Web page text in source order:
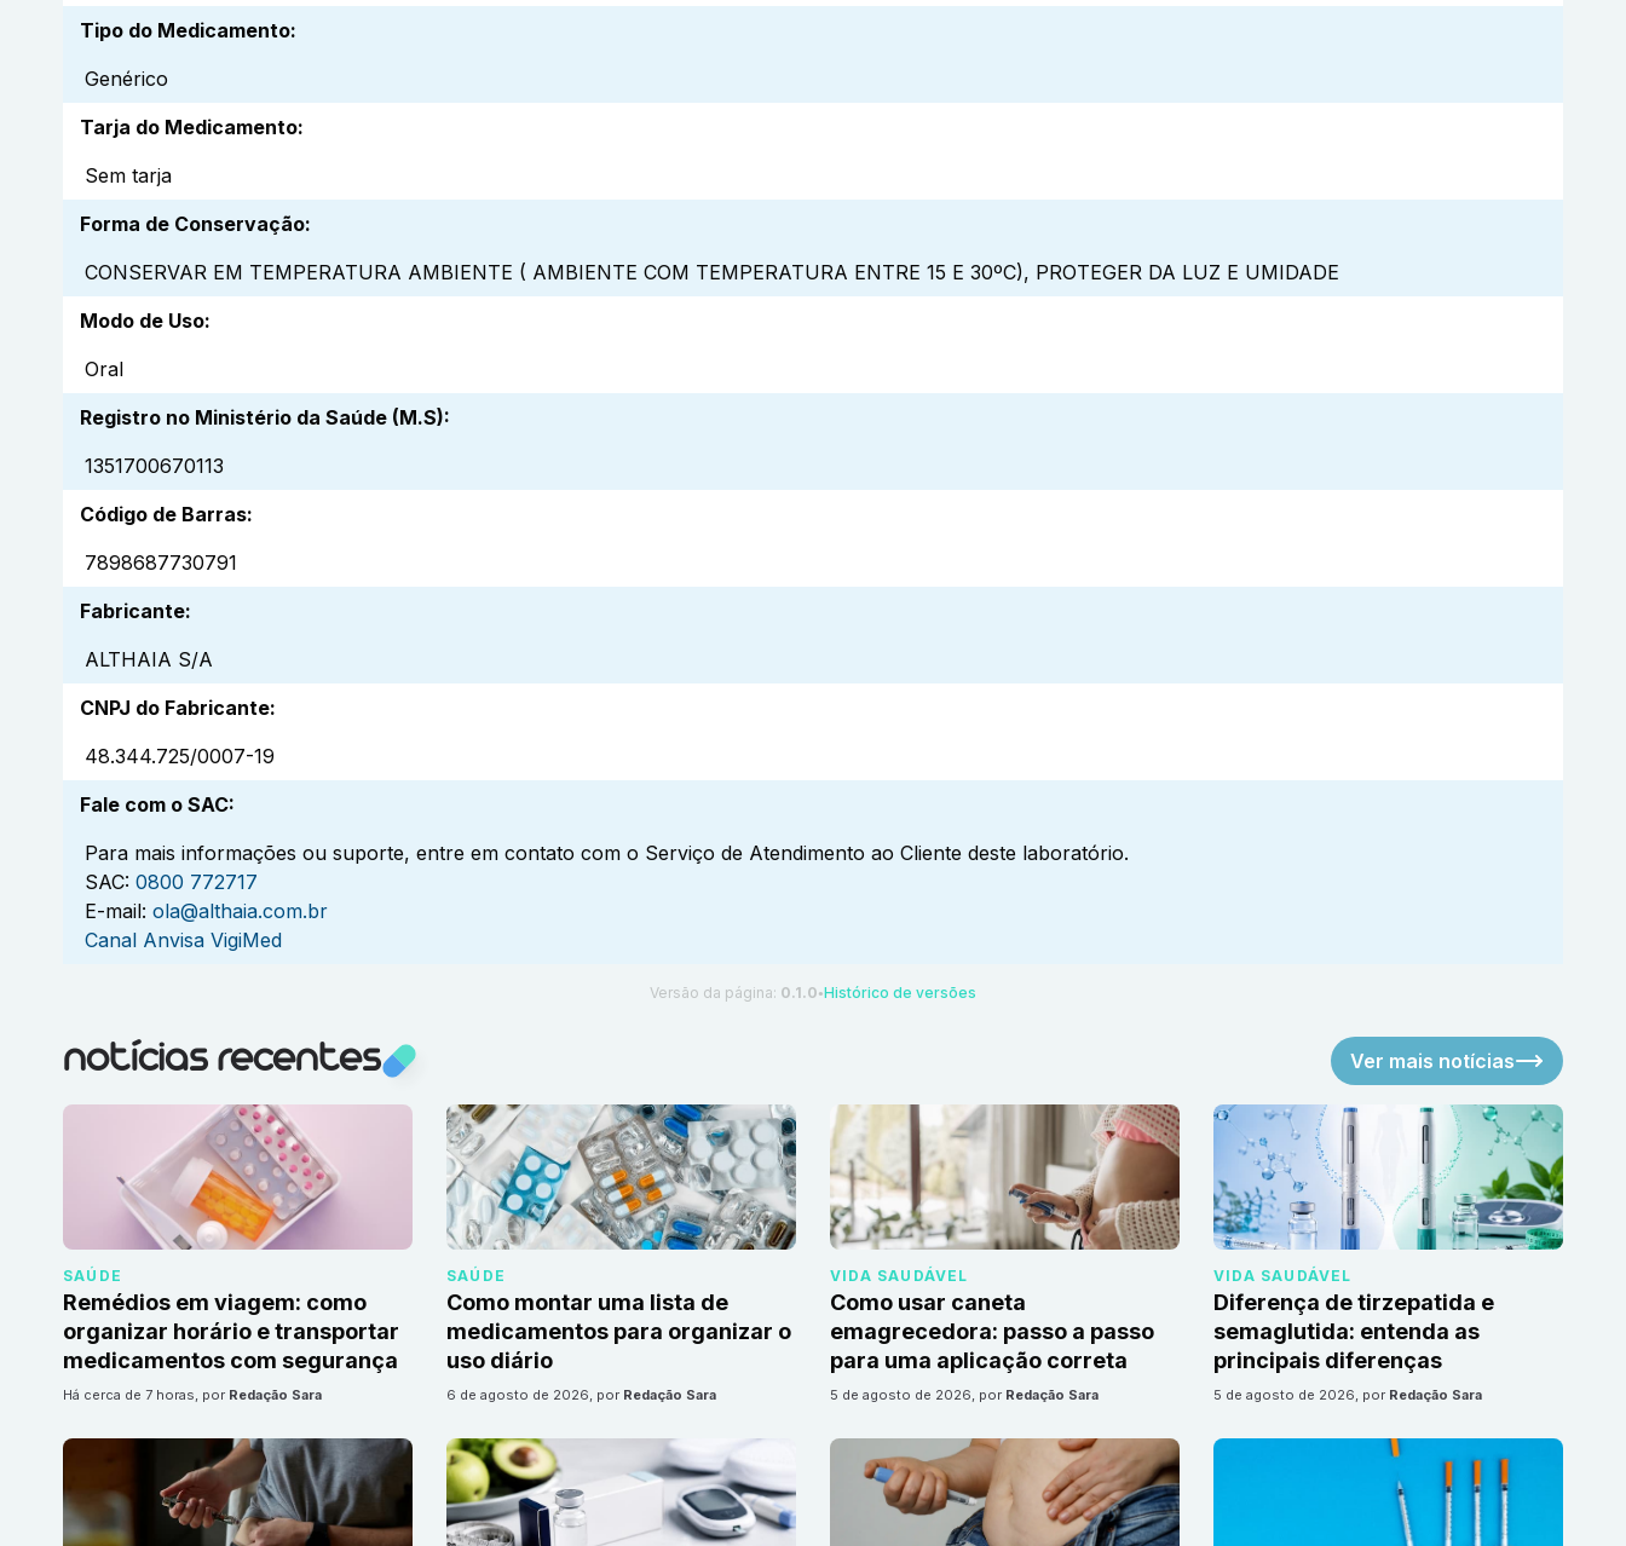
Tipo do Medicamento:
Genérico
Tarja do Medicamento:
Sem tarja
Forma de Conservação:
CONSERVAR EM TEMPERATURA AMBIENTE ( AMBIENTE COM TEMPERATURA ENTRE 15 E 30ºC), PROTEGER DA LUZ E UMIDADE
Modo de Uso:
Oral
Registro no Ministério da Saúde (M.S):
1351700670113
Código de Barras:
7898687730791
Fabricante:
ALTHAIA S/A
CNPJ do Fabricante:
48.344.725/0007-19
Fale com o SAC:
Para mais informações ou suporte, entre em contato com o Serviço de Atendimento ao Cliente deste laboratório.
SAC: 0800 772717
E-mail: ola@althaia.com.br
Canal Anvisa VigiMed
Versão da página: 0.1.0 ●Histórico de versões
notícias recentes Ver mais notícias
SAÚDE
Remédios em viagem: como
organizar horário e transportar
medicamentos com segurança
há cerca de 7 horas, por Redação Sara
SAÚDE
Como montar uma lista de
medicamentos para organizar o
uso diário
6 de agosto de 2026, por Redação Sara
VIDA SAUDÁVEL
Como usar caneta
emagrecedora: passo a passo
para uma aplicação correta
5 de agosto de 2026, por Redação Sara
VIDA SAUDÁVEL
Diferença de tirzepatida e
semaglutida: entenda as
principais diferenças
5 de agosto de 2026, por Redação Sara